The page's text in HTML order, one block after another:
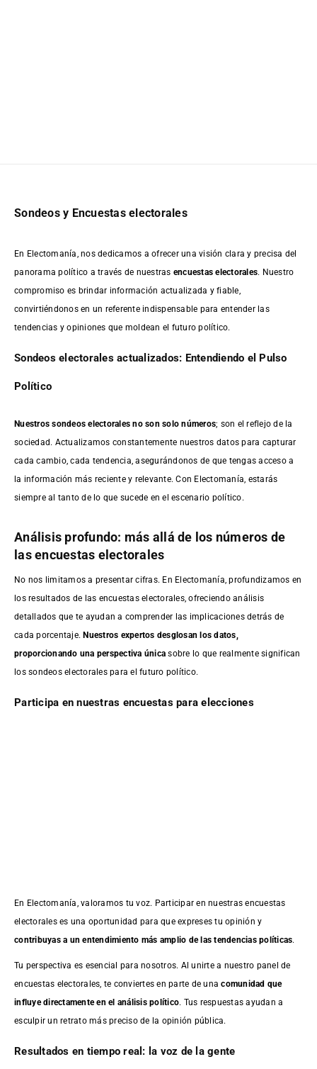
Sondeos y Encuestas electorales
En Electomanía, nos dedicamos a ofrecer una visión clara y precisa del
panorama político a través de nuestras encuestas electorales. Nuestro
compromiso es brindar información actualizada y fiable,
convirtiéndonos en un referente indispensable para entender las
tendencias y opiniones que moldean el futuro político.
Sondeos electorales actualizados: Entendiendo el Pulso
Político
Nuestros sondeos electorales no son solo números; son el reflejo de la
sociedad. Actualizamos constantemente nuestros datos para capturar
cada cambio, cada tendencia, asegurándonos de que tengas acceso a
la información más reciente y relevante. Con Electomanía, estarás
siempre al tanto de lo que sucede en el escenario político.
Análisis profundo: más allá de los números de
las encuestas electorales
No nos limitamos a presentar cifras. En Electomanía, profundizamos en
los resultados de las encuestas electorales, ofreciendo análisis
detallados que te ayudan a comprender las implicaciones detrás de
cada porcentaje.Nuestros expertos desglosan los datos,
proporcionando una perspectiva única sobre lo que realmente significan
los sondeos electorales para el futuro político.
Participa en nuestras encuestas para elecciones
En Electomanía, valoramos tu voz. Participar en nuestras encuestas
electorales es una oportunidad para que expreses tu opinión y
contribuyas a un entendimiento más amplio de las tendencias políticas.
Tu perspectiva es esencial para nosotros. Al unirte a nuestro panel de
encuestas electorales, te conviertes en parte de unacomunidad que
influye directamente en el análisis político. Tus respuestas ayudan a
esculpir un retrato más preciso de la opinión pública.
Resultados en tiempo real: la voz de la gente